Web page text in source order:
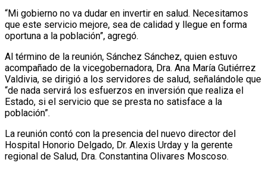
“Mi gobierno no va dudar en invertir en salud. Necesitamos
que este servicio mejore, sea de calidad y llegue en forma
oportuna a la población”, agregó.
Al término de la reunión, Sánchez Sánchez, quien estuvo
acompañado de la vicegobernadora, Dra. Ana María Gutiérrez
Valdivia, se dirigió a los servidores de salud, señalándole que
“de nada servirá los esfuerzos en inversión que realiza el
Estado, si el servicio que se presta no satisface a la
población”.
La reunión contó con la presencia del nuevo director del
Hospital Honorio Delgado, Dr. Alexis Urday y la gerente
regional de Salud, Dra. Constantina Olivares Moscoso.